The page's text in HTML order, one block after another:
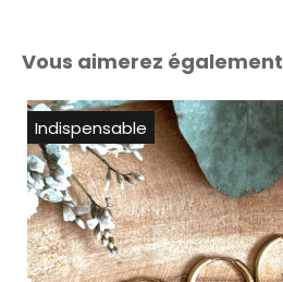
Vous aimerez également
Indispensable